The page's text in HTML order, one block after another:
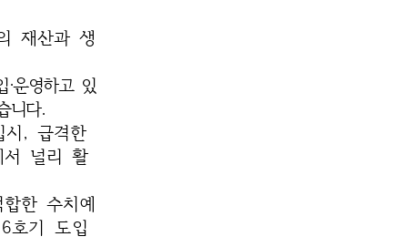
재산과 생
운영하고 있
니다.
, 급격한
서 널리 활
한 수치예
호기 도입